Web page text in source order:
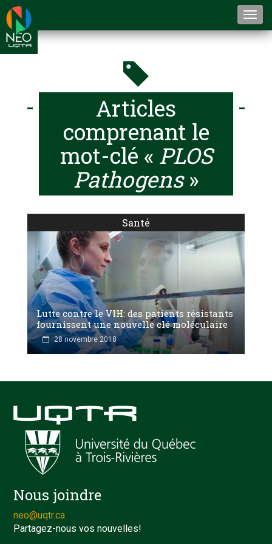
Articles
comprenant le
mot-clé « PLOS
Pathogens»
Santé
Lutte contre le VIH: des patients résistants
fournissent une nouvelle clé moléculaire
28 novembre 2018
Nous joindre
neo@uqtr.ca
Partagez-nous vos nouvelles!